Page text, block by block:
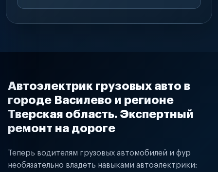
Автоэлектрик грузовых авто в
городе Василево и регионе
Тверская область. Экспертный
ремонт на дороге
Теперь водителям грузовых автомобилей и фур
необязательно владеть навыками автоэлектрики: